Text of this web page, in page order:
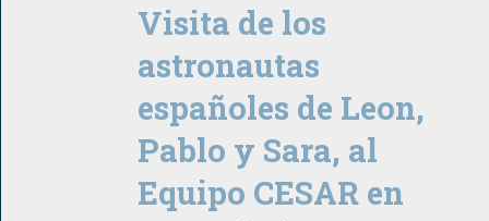
Visita de los
astronautas
españoles de Leon,
Pablo y Sara, al
Equipo CESAR en